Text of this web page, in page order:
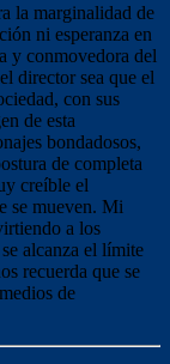
la marginalidad de
ni esperanza en
y conmovedora del
director sea que el
con sus
de esta
bondadosos,
de completa
creíble el
se mueven. Mi
a los
alcanza el límite
recuerda que se
de